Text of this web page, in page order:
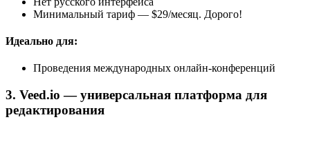
Минимальный тариф — $29/месяц. Дорого!
Идеально для:
Проведения международных онлайн-конференций
3. Veed.io — универсальная платформа для
редактирования